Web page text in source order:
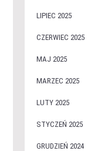
LIPIEC 2025
CZERWIEC 2025
MAJ 2025
MARZEC 2025
LUTY 2025
STYCZEŃ 2025
GRUDZIEŃ 2024